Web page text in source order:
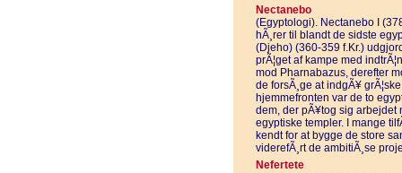
Nectanebo
(Egyptologi). Nectanebo I
hÃ¸rer til blandt de sidste
(Djeho) (360-359 f.Kr.)
prÃ¦get af kampe med
mod Pharnabazus, derefter
de forsÃ¸ge at indgÃ¥
hjemmefronten var de to
dem, der pÃ¥tog sig arbejdet
egyptiske templer. I mange
kendt for at bygge de store
viderefÃ¸rt de ambitiÃ¸se
Nefertete